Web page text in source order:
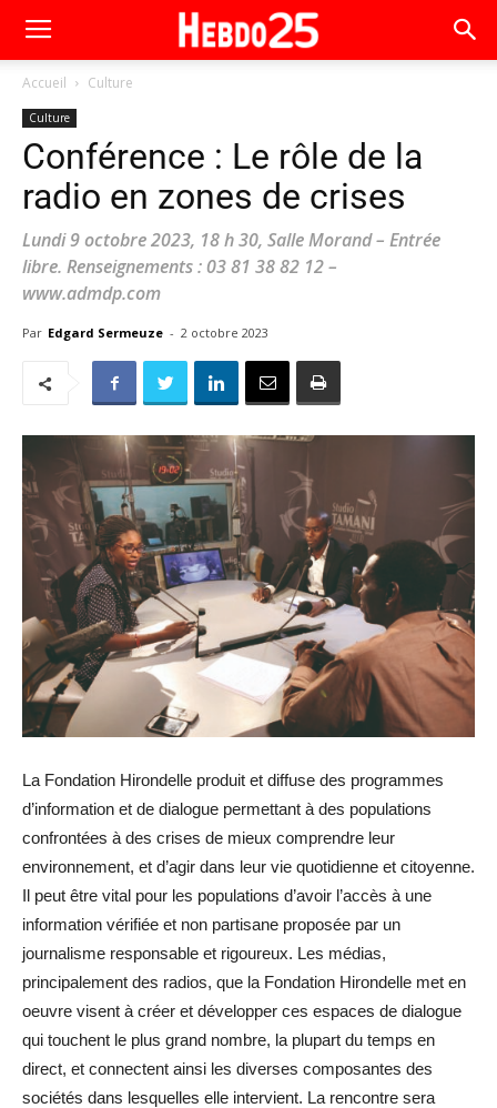
Accueil Culture
Culture
Conférence : Le rôle de la
radio en zones de crises
Lundi 9 octobre 2023, 18 h 30, Salle Morand – Entrée
libre. Renseignements : 03 81 38 82 12 –
www.admdp.com
Par Edgard Sermeuze - 2 octobre 2023
La Fondation Hirondelle produit et diffuse des programmes
d’information et de dialogue permettant à des populations
confrontées à des crises de mieux comprendre leur
environnement, et d’agir dans leur vie quotidienne et citoyenne.
Il peut être vital pour les populations d’avoir l’accès à une
information vérifiée et non partisane proposée par un
journalisme responsable et rigoureux. Les médias,
principalement des radios, que la Fondation Hirondelle met en
oeuvre visent à créer et développer ces espaces de dialogue
qui touchent le plus grand nombre, la plupart du temps en
direct, et connectent ainsi les diverses composantes des
sociétés dans lesquelles elle intervient. La rencontre sera